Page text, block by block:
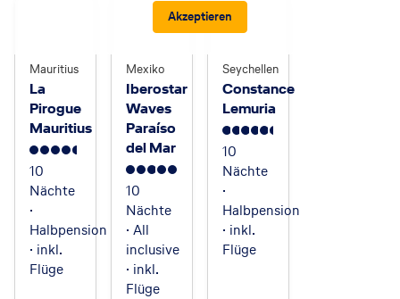
Akzeptieren
Mauritius
La
Pirogue
Mauritius
4.5
10
Nächte
·
Halbpension
· inkl.
Flüge
Mexiko
Iberostar
Waves
Paraíso
del Mar
5
10
Nächte
· All
inclusive
· inkl.
Flüge
Seychellen
Constance
Lemuria
5.5
10
Nächte
·
Halbpension
· inkl.
Flüge